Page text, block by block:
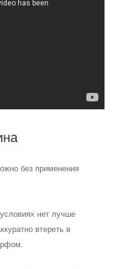
без применения
нет лучше
втереть в